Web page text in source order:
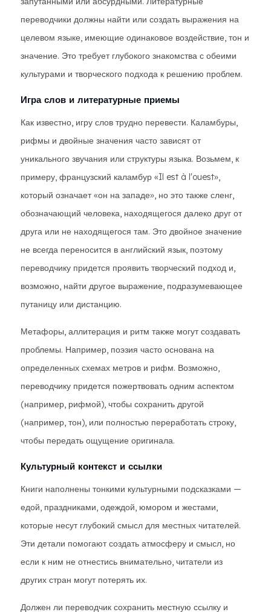
переводчики должны найти или создать выражения на
целевом языке, имеющие одинаковое воздействие, тон и
значение. Это требует глубокого знакомства с обеими
культурами и творческого подхода к решению проблем.
Игра слов и литературные приемы
Как известно, игру слов трудно перевести. Каламбуры,
рифмы и двойные значения часто зависят от
уникального звучания или структуры языка. Возьмем, к
примеру, французский каламбур «Il est à l'ouest»,
который означает «он на западе», но это также сленг,
обозначающий человека, находящегося далеко друг от
друга или не находящегося там. Это двойное значение
не всегда переносится в английский язык, поэтому
переводчику придется проявить творческий подход и,
возможно, найти другое выражение, подразумевающее
путаницу или дистанцию.
Метафоры, аллитерация и ритм также могут создавать
проблемы. Например, поэзия часто основана на
определенных схемах метров и рифм. Возможно,
переводчику придется пожертвовать одним аспектом
(например, рифмой), чтобы сохранить другой
(например, тон), или полностью переработать строку,
чтобы передать ощущение оригинала.
Культурный контекст и ссылки
Книги наполнены тонкими культурными подсказками —
едой, праздниками, одеждой, юмором и жестами,
которые несут глубокий смысл для местных читателей.
Эти детали помогают создать атмосферу и смысл, но
если к ним не отнестись внимательно, читатели из
других стран могут потерять их.
Должен ли переводчик сохранить местную ссылку и